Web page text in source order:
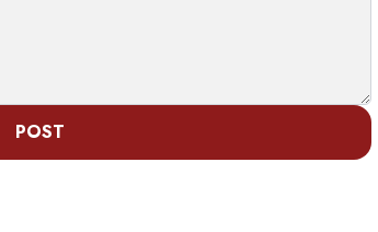
POST